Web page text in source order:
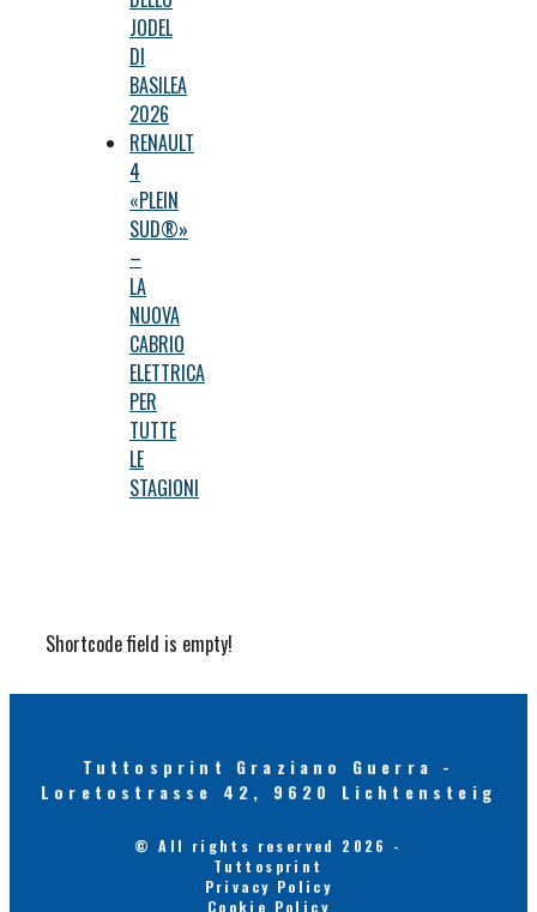
JODEL
DI
BASILEA
2026
RENAULT
4
«PLEIN
SUD®»
–
LA
NUOVA
CABRIO
ELETTRICA
PER
TUTTE
LE
STAGIONI
Shortcode field is empty!
Tuttosprint Graziano Guerra -
Loretostrasse 42, 9620 Lichtensteig
© All rights reserved 2026 -
Tuttosprint
Privacy Policy
Cookie Policy